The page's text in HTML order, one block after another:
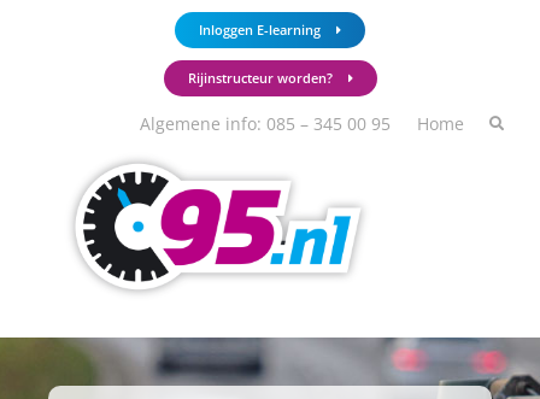
Inloggen E-learning
Rijinstructeur worden?
Algemene info: 085 – 345 00 95 Home